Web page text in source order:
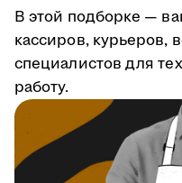
В этой подборке —
кассиров, курьеров,
специалистов для
работу.